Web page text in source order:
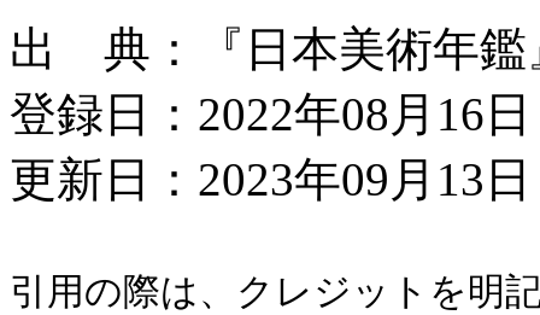
出 典：『日本美術年鑑
登録日：2022年08月16日
更新日：2023年09月13
引用の際は、クレジットを明